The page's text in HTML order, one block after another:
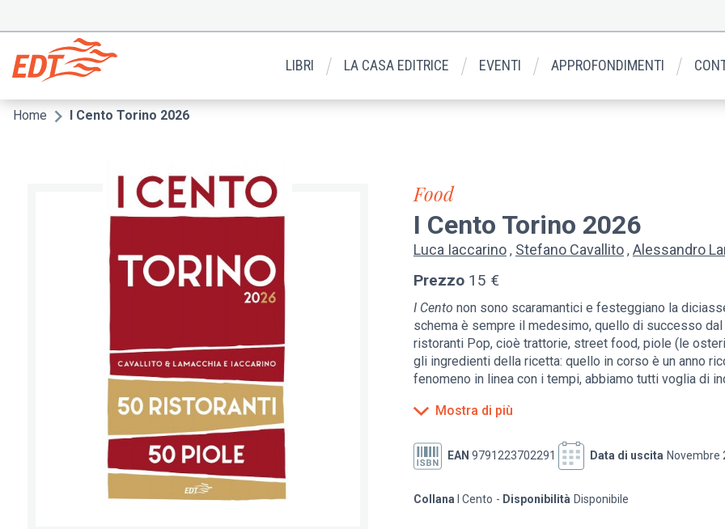
contenuto
principale
Menu
secondario
LIBRI LA CASA EDITRICE EVENTI APPROFONDIMENTI
Briciole
Home I Cento Torino 2026
Food
I Cento Torino 2026
Luca Iaccarino Stefano Cavallito Alessandro
Prezzo 15 €
I Cento non sono scaramantici e festeggiano la
schema è sempre il medesimo, quello di successo
ristoranti Pop, cioè trattorie, street food, piole (le
gli ingredienti della ricetta: quello in corso è un anno
fenomeno in linea con i tempi, abbiamo tutti voglia di
Dalla prima edizione,
settimana a tavola. Per ogni locale, dunque, ecco un
aneddoti, perché per decidere dove cenare conta il cibo
Mostra di più
EAN 9791223702291 Data di uscita Novembre
Collana I Cento Disponibilità Disponibile